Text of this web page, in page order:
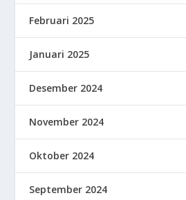
Februari 2025
Januari 2025
Desember 2024
November 2024
Oktober 2024
September 2024